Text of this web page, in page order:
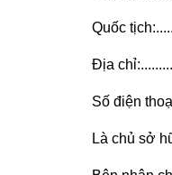
Quốc
Địa
Số điện
Là chủ sở